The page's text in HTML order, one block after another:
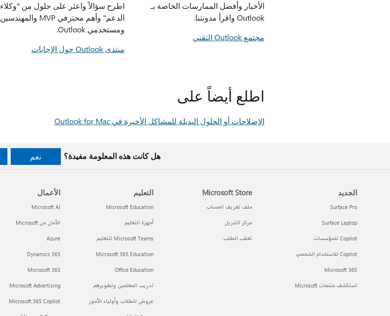
الأخبار وأفضل الممارسات الخاصة بـ
Outlook واقرأ مدونتنا.
مجتمع Outlook التقني
اطرح سؤالاً واعثر على حلول من "وكلاء
الدعم" وأهم محترفي MVP والمهندسين
ومستخدمي Outlook.
منتدى Outlook حول الإجابات
اطلع أيضاً على
الإصلاحات أو الحلول البديلة للمشاكل الأخيرة في Outlook for Mac
هل كانت هذه المعلومة مفيدة؟ نعم
الجديد
Surface Pro
Surface Laptop
Copilot للمؤسسات
Copilot للاستخدام الشخصي
Microsoft 365
استكشف منتجات Microsoft
Microsoft Store
ملف تعريف الحساب
مركز التنزيل
تعقب الطلب
التعليم
Microsoft Education
أجهزة التعليم
Microsoft Teams للتعليم
Microsoft 365 Education
Office Education
تدريب المعلمين وتطويرهم
عروض للطلاب وأولياء الأمور
الأعمال
Microsoft AI
الأمان من Microsoft
Azure
Dynamics 365
Microsoft 365
Microsoft Advertising
Microsoft 365 Copilot